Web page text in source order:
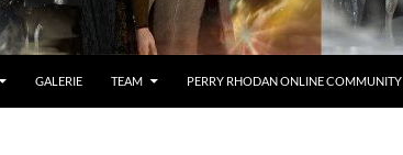
GALERIE TEAM PERRY RHODAN ONLINE COMMUNITY